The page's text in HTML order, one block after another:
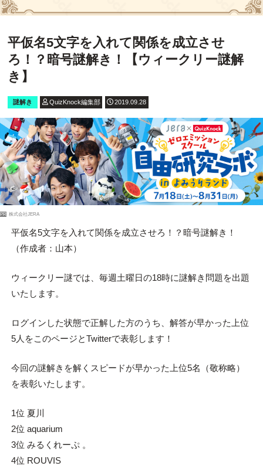
平仮名5文字を入れて関係を成立させ
ろ！？暗号謎解き！【ウィークリー謎解
き】
謎解き QuizKnock編集部 2019.09.28
PR 株式会社JERA
平仮名5文字を入れて関係を成立させろ！？暗号謎解き！
（作成者：山本）
ウィークリー謎では、毎週土曜日の18時に謎解き問題を出題
いたします。
ログインした状態で正解した方のうち、解答が早かった上位
5人をこのページとTwitterで表彰します！
今回の謎解きを解くスピードが早かった上位5名（敬称略）
を表彰いたします。
1位 夏川
2位 aquarium
3位 みるくれーぷ 。
4位 ROUVIS